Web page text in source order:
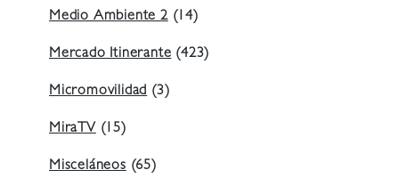
Medio Ambiente 2(14)
Mercado Itinerante(423)
Micromovilidad(3)
MiraTV(15)
Misceláneos(65)